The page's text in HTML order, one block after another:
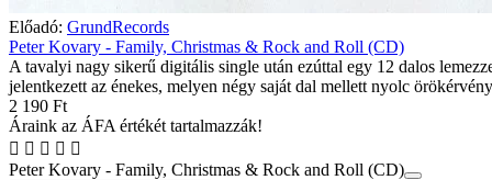
Előadó: GrundRecords
Peter Kovary - Family, Christmas & Rock and Roll (CD)
A tavalyi nagy sikerű digitális single után ezúttal egy 12 dalos
jelentkezett az énekes, melyen négy saját dal mellett nyolc
2 190 Ft
Áraink az ÁFA értékét tartalmazzák!
Peter Kovary - Family, Christmas & Rock and Roll (CD)